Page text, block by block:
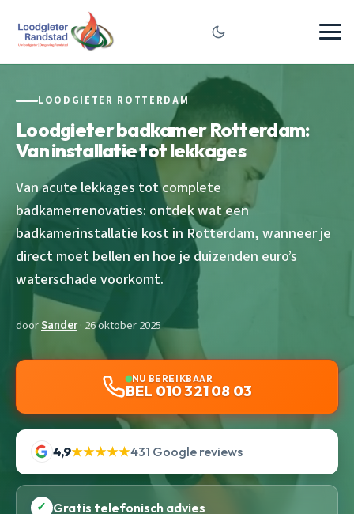
LOODGIETER ROTTERDAM
Loodgieter badkamer Rotterdam:
Van installatie tot lekkages
Van acute lekkages tot complete
badkamerrenovaties: ontdek wat een
badkamerinstallatie kost in Rotterdam, wanneer je
direct moet bellen en hoe je duizenden euro’s
waterschade voorkomt.
doorSander· 26 oktober 2025
NU BEREIKBAAR
BEL 010 321 08 03
4,9★★★★★431 Google reviews
✓ Gratis telefonisch advies